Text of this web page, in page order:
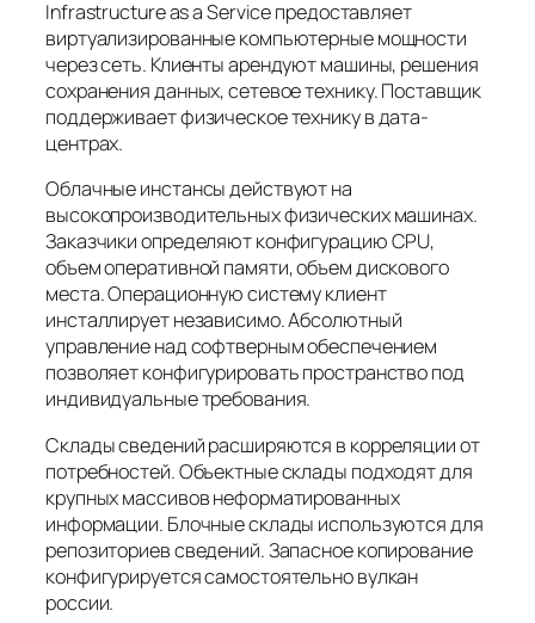
Infrastructure as a Service предоставляет
виртуализированные компьютерные мощности
через сеть. Клиенты арендуют машины, решения
сохранения данных, сетевое технику. Поставщик
поддерживает физическое технику в дата-
центрах.
Облачные инстансы действуют на
высокопроизводительных физических машинах.
Заказчики определяют конфигурацию CPU,
объем оперативной памяти, объем дискового
места. Операционную систему клиент
инсталлирует независимо. Абсолютный
управление над софтверным обеспечением
позволяет конфигурировать пространство под
индивидуальные требования.
Склады сведений расширяются в корреляции от
потребностей. Объектные склады подходят для
крупных массивов неформатированных
информации. Блочные склады используются для
репозиториев сведений. Запасное копирование
конфигурируется самостоятельно вулкан
россии.